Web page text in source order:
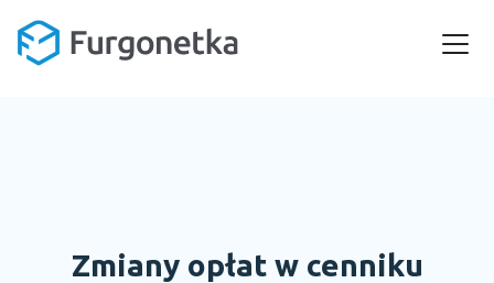
Zmiany opłat w cenniku